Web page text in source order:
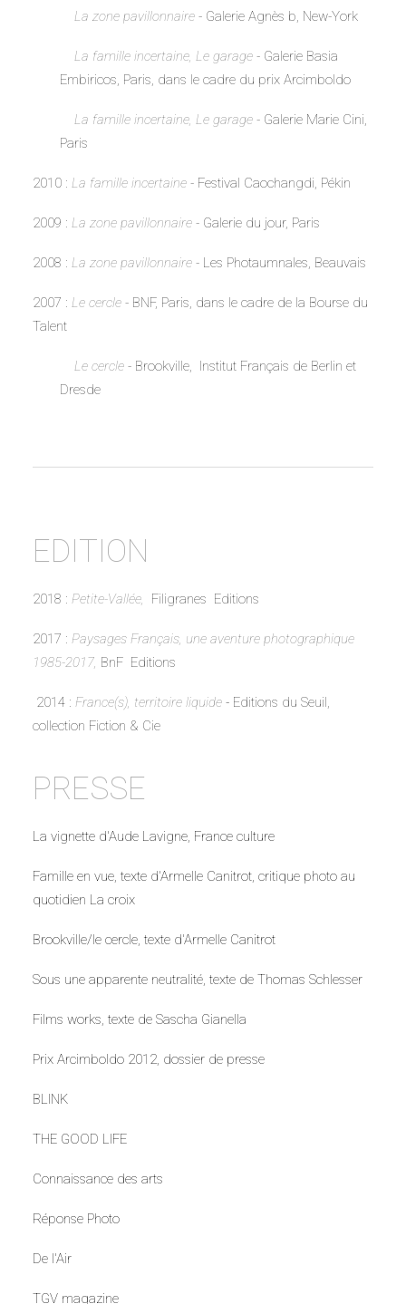
La zone pavillonnaire - Galerie Agnès b, New-York
La famille incertaine, Le garage - Galerie Basia
Embiricos, Paris, dans le cadre du prix Arcimboldo
La famille incertaine, Le garage - Galerie Marie Cini,
Paris
2010 : La famille incertaine - Festival Caochangdi, Pékin
2009 : La zone pavillonnaire - Galerie du jour, Paris
2008 : La zone pavillonnaire - Les Photaumnales, Beauvais
2007 : Le cercle - BNF, Paris, dans le cadre de la Bourse du
Talent
Le cercle - Brookville, Institut Français de Berlin et
Dresde
EDITION
2018 : Petite-Vallée, Filigranes Editions
2017 : Paysages Français, une aventure photographique
1985-2017, BnF Editions
2014 : France(s), territoire liquide - Editions du Seuil,
collection Fiction & Cie
PRESSE
La vignette d'Aude Lavigne, France culture
Famille en vue, texte d'Armelle Canitrot, critique photo au
quotidien La croix
Brookville/le cercle, texte d'Armelle Canitrot
Sous une apparente neutralité, texte de Thomas Schlesser
Films works, texte de Sascha Gianella
Prix Arcimboldo 2012, dossier de presse
BLINK
THE GOOD LIFE
Connaissance des arts
Réponse Photo
De l'Air
TGV magazine